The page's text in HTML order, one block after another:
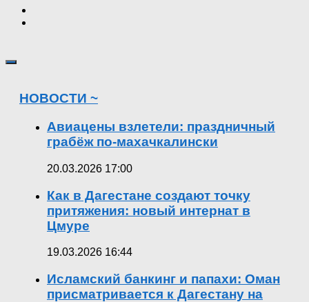
НОВОСТИ ~
Авиацены взлетели: праздничный
грабёж по-махачкалински
20.03.2026 17:00
Как в Дагестане создают точку
притяжения: новый интернат в
Цмуре
19.03.2026 16:44
Исламский банкинг и папахи: Оман
присматривается к Дагестану на